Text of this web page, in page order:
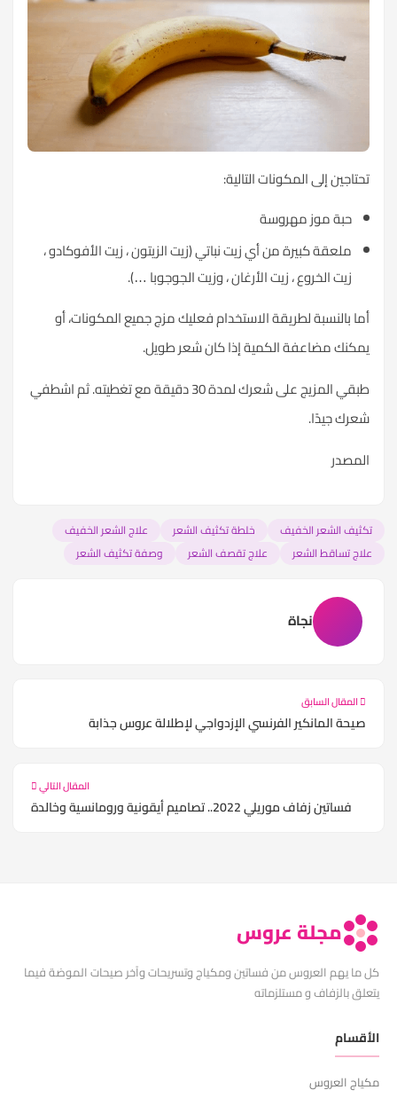
تحتاجين إلى المكونات التالية:
حبة موز مهروسة
ملعقة كبيرة من أي زيت نباتي (زيت الزيتون ، زيت الأفوكادو ،
زيت الخروع ، زيت الأرغان ، وزيت الجوجوبا …).
أما بالنسبة لطريقة الاستخدام فعليك مزج جميع المكونات، أو
يمكنك مضاعفة الكمية إذا كان شعر طويل.
طبقي المزيج على شعرك لمدة 30 دقيقة مع تغطيته. ثم اشطفي
شعرك جيدًا.
المصدر
تكثيف الشعر الخفيف خلطة تكثيف الشعر
علاج الشعر الخفيف
علاج تساقط الشعر
علاج تقصف الشعر وصفة تكثيف الشعر
نجاة
المقال السابق
صيحة المانكير الفرنسي الإزدواجي لإطلالة عروس جذابة
المقال التالي
فساتين زفاف موريلي 2022.. تصاميم أيقونية ورومانسية وخالدة
مجلة عروس
كل ما يهم العروس من فساتين ومكياج وتسريحات وآخر صيحات الموضة فيما
يتعلق بالزفاف و مستلزماته
الأقسام
مكياج العروس